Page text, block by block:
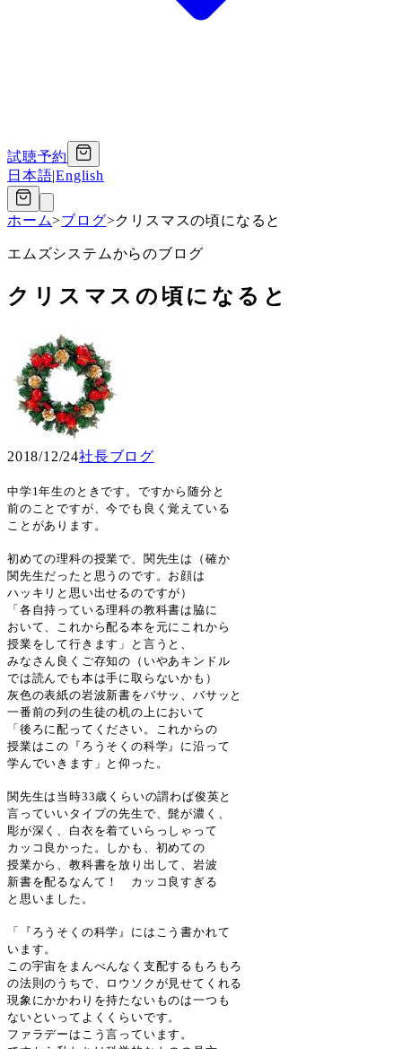
試聴予約
日本語|English
ホーム>ブログ>クリスマスの頃になると
エムズシステムからのブログ
クリスマスの頃になると
2018/12/24社長ブログ
中学1年生のときです。ですから随分と
前のことですが、今でも良く覚えている
ことがあります。
初めての理科の授業で、関先生は（確か
関先生だったと思うのです。お顔は
ハッキリと思い出せるのですが）
「各自持っている理科の教科書は脇に
おいて、これから配る本を元にこれから
授業をして行きます」と言うと、
みなさん良くご存知の（いやあキンドル
では読んでも本は手に取らないかも）
灰色の表紙の岩波新書をバサッ、バサッと
一番前の列の生徒の机の上において
「後ろに配ってください。これからの
授業はこの『ろうそくの科学』に沿って
学んでいきます」と仰った。
関先生は当時33歳くらいの謂わば俊英と
言っていいタイプの先生で、髭が濃く、
彫が深く、白衣を着ていらっしゃって
カッコ良かった。しかも、初めての
授業から、教科書を放り出して、岩波
新書を配るなんて！ カッコ良すぎる
と思いました。
「『ろうそくの科学』にはこう書かれて
います。
この宇宙をまんべんなく支配するもろもろ
の法則のうちで、ロウソクが見せてくれる
現象にかかわりを持たないものは一つも
ないといってよくくらいです。
ファラデーはこう言っています。